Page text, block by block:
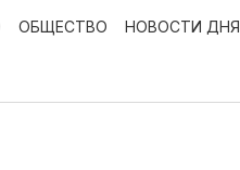
ОБЩЕСТВО НОВОСТИ ДНЯ